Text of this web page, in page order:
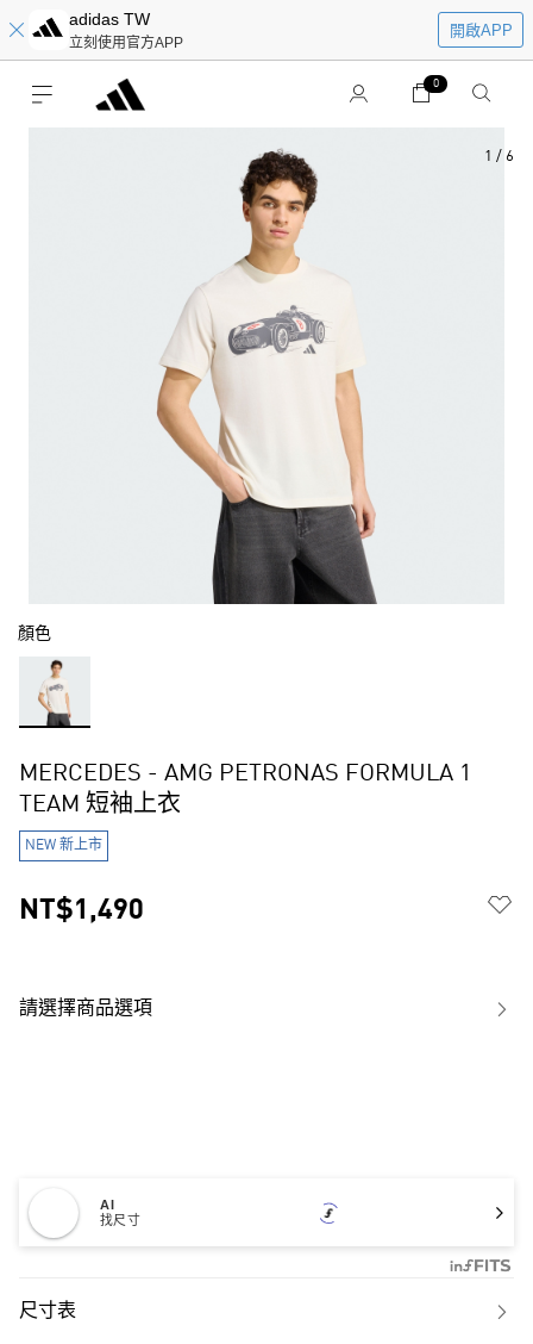
adidas TW
立刻使用官方APP
開啟APP
0
1 / 6
顏色
MERCEDES - AMG PETRONAS FORMULA 1
TEAM 短袖上衣
NEW 新上市
NT$1,490
請選擇商品選項
AI
找尺寸
尺寸表